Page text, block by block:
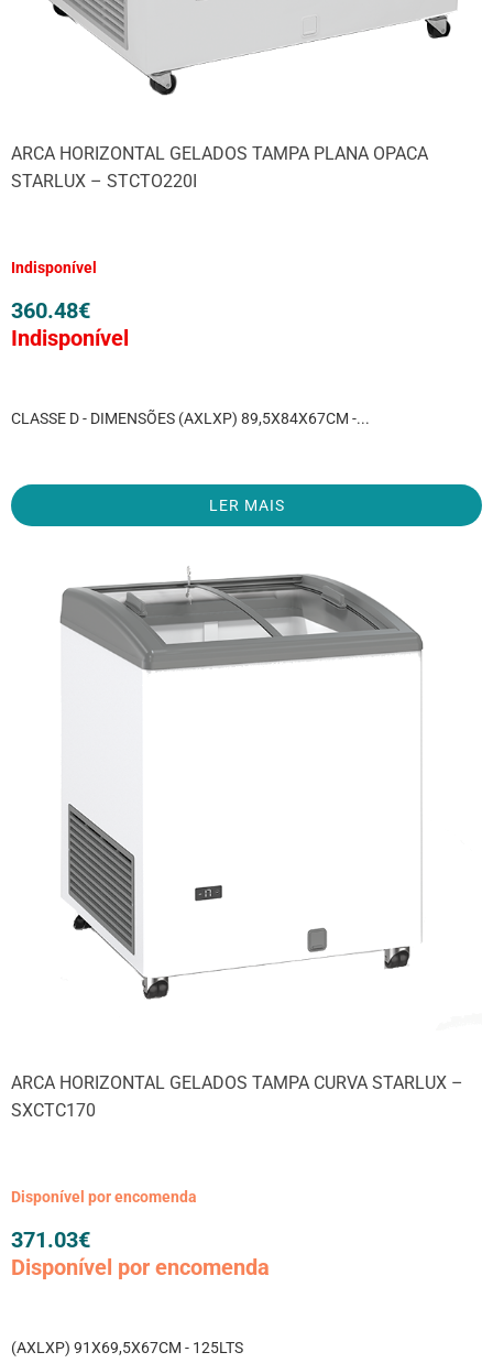
ARCA HORIZONTAL GELADOS TAMPA PLANA OPACA
STARLUX – STCTO220I
Indisponível
360.48€
Indisponível
CLASSE D - DIMENSÕES (AXLXP) 89,5X84X67CM -...
LER MAIS
ARCA HORIZONTAL GELADOS TAMPA CURVA STARLUX –
SXCTC170
Disponível por encomenda
371.03€
Disponível por encomenda
(AXLXP) 91X69,5X67CM - 125LTS